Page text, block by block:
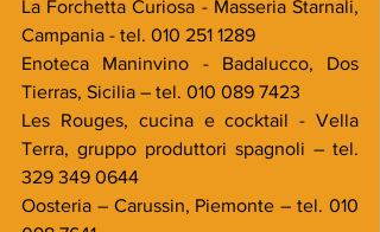
La Forchetta Curiosa - Masseria Starnali,
Campania - tel. 010 251 1289
Enoteca Maninvino - Badalucco, Dos
Tierras, Sicilia – tel. 010 089 7423
Les Rouges, cucina e cocktail - Vella
Terra, gruppo produttori spagnoli – tel.
329 349 0644
Oosteria – Carussin, Piemonte – tel. 010